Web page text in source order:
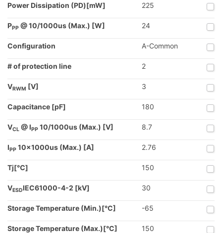
Power Dissipation (PD)[mW] 225
PPP @ 10/1000us (Max.) [W] 24
Configuration A-Common
# of protection line 2
VRWM [V] 3
Capacitance [pF] 180
VCL @ IPP 10/1000us (Max.) [V] 8.7
IPP 10x1000us (Max.) [A] 2.76
Tj[℃] 150
VESDIEC61000-4-2 [kV] 30
Storage Temperature (Min.)[°C] -65
Storage Temperature (Max.)[°C] 150